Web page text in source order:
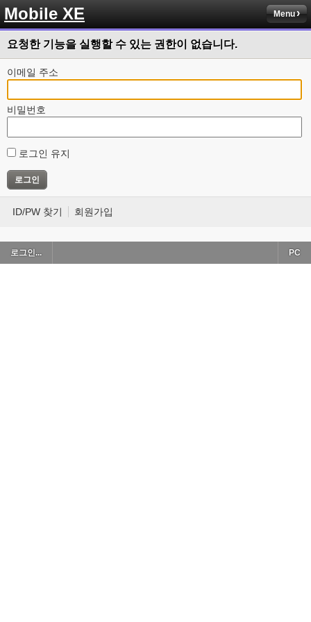
Mobile XE Menu
요청한 기능을 실행할 수 있는 권한이 없습니다.
이메일 주소
비밀번호
로그인 유지
ID/PW 찾기 회원가입
로그인... PC